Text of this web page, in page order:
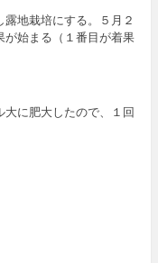
地栽培にする。５月２
が始まる（１番目が着果
大に肥大したので、１回